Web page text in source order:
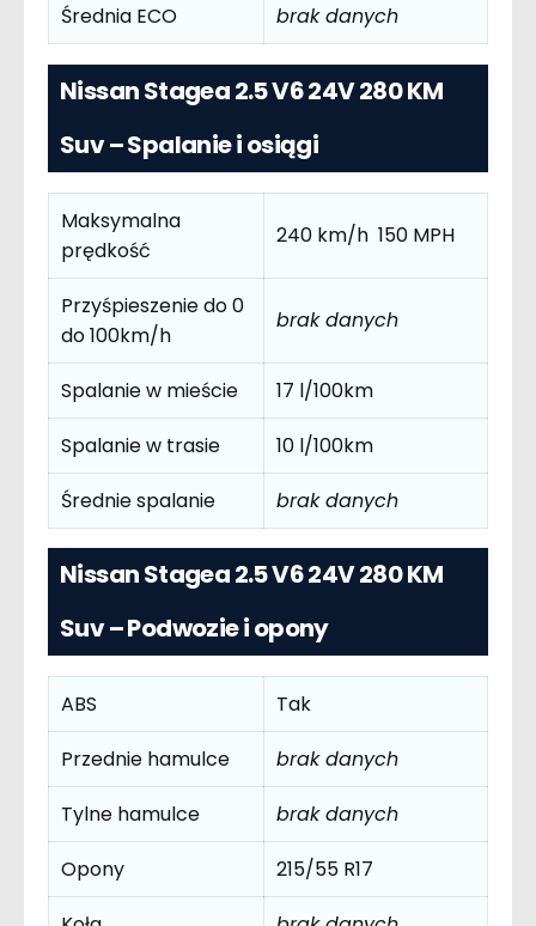
Średnia ECO
brak danych
Nissan Stagea 2.5 V6 24V 280 KM
Suv – Spalanie i osiągi
Maksymalna
prędkość
240 km/h 150 MPH
Przyśpieszenie do 0
do 100km/h
brak danych
Spalanie w mieście
17 l/100km
Spalanie w trasie
10 l/100km
Średnie spalanie
brak danych
Nissan Stagea 2.5 V6 24V 280 KM
Suv – Podwozie i opony
ABS
Tak
Przednie hamulce
brak danych
Tylne hamulce
brak danych
Opony
215/55 R17